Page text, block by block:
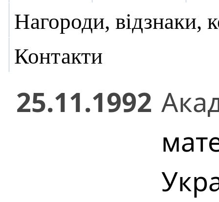
Нагороди, відзнаки,
Контакти
25.11.1992